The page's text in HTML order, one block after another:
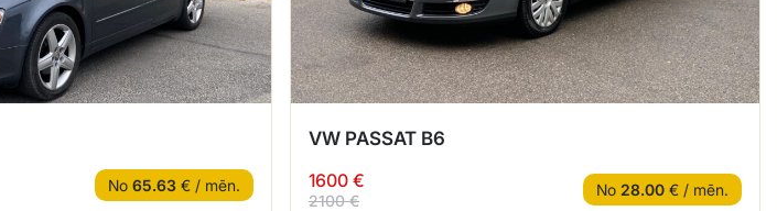
No 65.63 € / mēn.
VW PASSAT B6
1600 €
2100 €
No 28.00 € / mēn.